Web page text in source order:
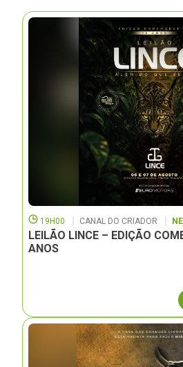
19H00 CANAL DO CRIADOR
LEILÃO LINCE – EDIÇÃO
ANOS